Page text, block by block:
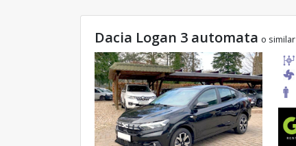
Dacia Logan 3 automata o similar